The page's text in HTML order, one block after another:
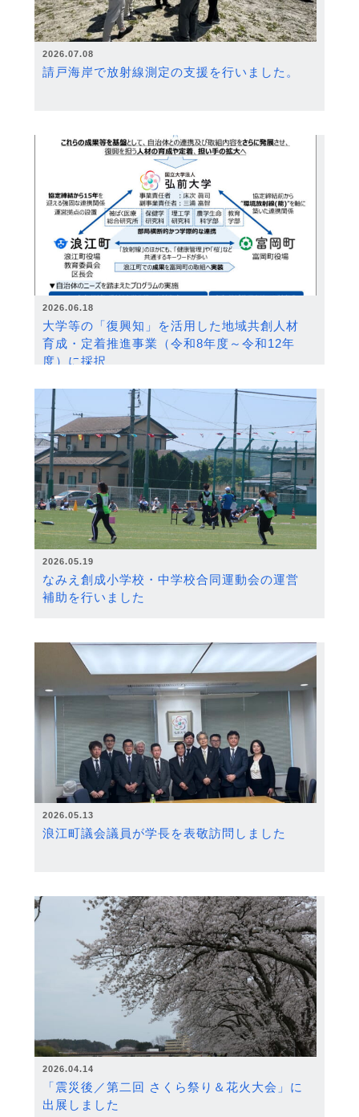
2026.07.08
請戸海岸で放射線測定の支援を行いました。
2026.06.18
大学等の「復興知」を活用した地域共創人材
育成・定着推進事業（令和8年度～令和12年
度）に採択
2026.05.19
なみえ創成小学校・中学校合同運動会の運営
補助を行いました
2026.05.13
浪江町議会議員が学長を表敬訪問しました
2026.04.14
「震災後／第二回 さくら祭り＆花火大会」に
出展しました